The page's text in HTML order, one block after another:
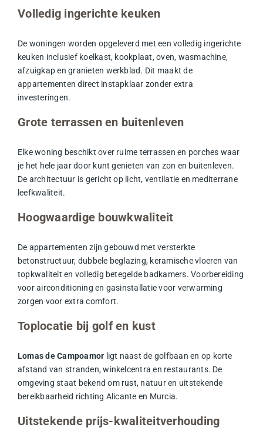
Volledig ingerichte keuken
De woningen worden opgeleverd met een volledig ingerichte
keuken inclusief koelkast, kookplaat, oven, wasmachine,
afzuigkap en granieten werkblad. Dit maakt de
appartementen direct instapklaar zonder extra
investeringen.
Grote terrassen en buitenleven
Elke woning beschikt over ruime terrassen en porches waar
je het hele jaar door kunt genieten van zon en buitenleven.
De architectuur is gericht op licht, ventilatie en mediterrane
leefkwaliteit.
Hoogwaardige bouwkwaliteit
De appartementen zijn gebouwd met versterkte
betonstructuur, dubbele beglazing, keramische vloeren van
topkwaliteit en volledig betegelde badkamers. Voorbereiding
voor airconditioning en gasinstallatie voor verwarming
zorgen voor extra comfort.
Toplocatie bij golf en kust
Lomas de Campoamor ligt naast de golfbaan en op korte
afstand van stranden, winkelcentra en restaurants. De
omgeving staat bekend om rust, natuur en uitstekende
bereikbaarheid richting Alicante en Murcia.
Uitstekende prijs-kwaliteitverhouding